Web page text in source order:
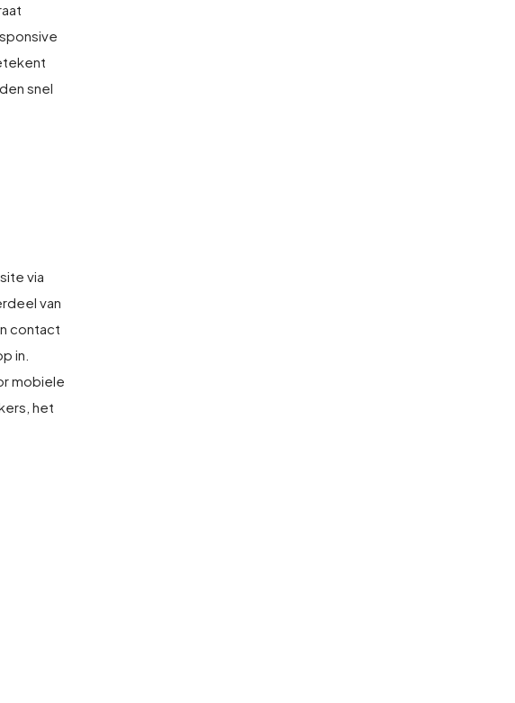
snel
via
van
contact
in.
mobiele
het